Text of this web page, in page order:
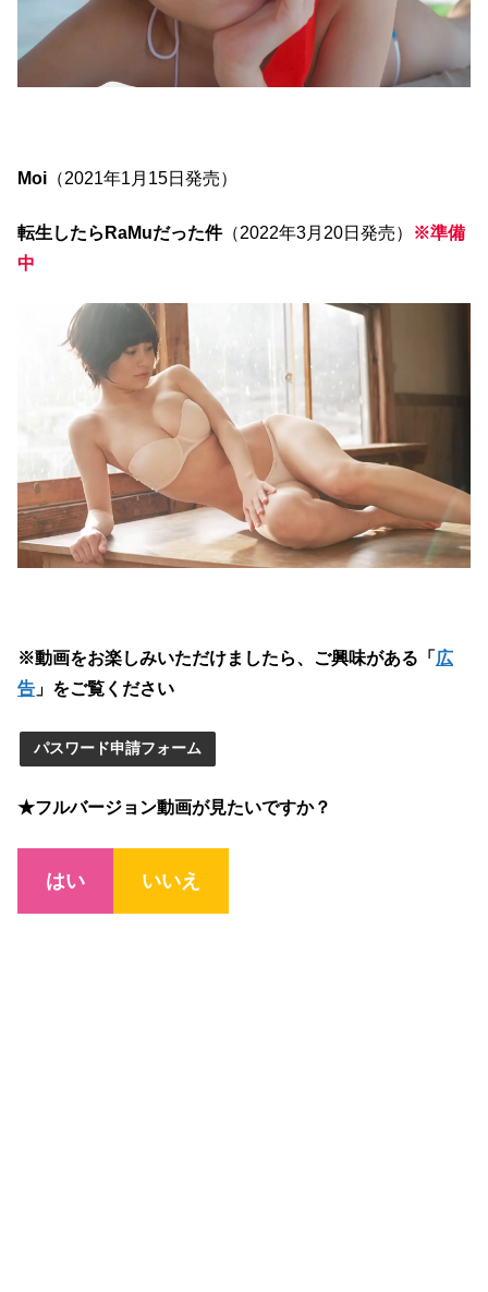
Moi （2021年1月15日発売）
転生したらRaMuだった件（2022年3月20日発売）
※準備
中
※動画をお楽しみいただけましたら、ご興味がある「 広
告 」をご覧ください
パスワード申請フォーム
★フルバージョン動画が見たいですか？
はい いいえ